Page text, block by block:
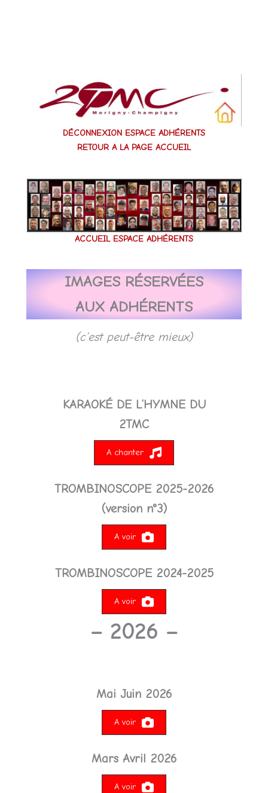
DÉCONNEXION ESPACE ADHÉRENTS
RETOUR A LA PAGE ACCUEIL
ACCUEIL ESPACE ADHÉRENTS
IMAGES RÉSERVÉES
AUX ADHÉRENTS
(c’est peut-être mieux)
KARAOKÉ DE L’HYMNE DU
2TMC
A chanter
TROMBINOSCOPE 2025-2026
(version n°3)
A voir
TROMBINOSCOPE 2024-2025
A voir
– 2026 –
Mai Juin 2026
A voir
Mars Avril 2026
A voir